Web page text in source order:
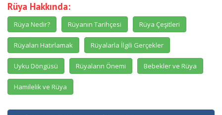
Rüya Hakkında:
Rüya Nedir? Rüyanın Tarihçesi Rüya Çeşitleri
Rüyaları Hatırlamak Rüyalarla İlgili Gerçekler
Uyku Döngüsü Rüyaların Önemi Bebekler ve Rüya
Hamilelik ve Rüya